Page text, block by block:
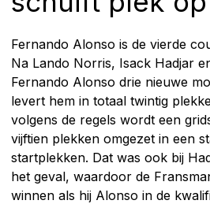
Fernando Alonso is de vierde
Na Lando Norris, Isack Hadjar
Fernando Alonso drie nieuwe
levert hem in totaal twintig
volgens de regels wordt een
vijftien plekken omgezet in een
startplekken. Dat was ook bij
het geval, waardoor de
winnen als hij Alonso in de